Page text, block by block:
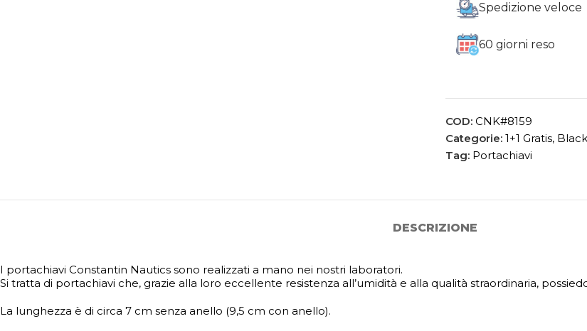
Spedizione veloce
60 giorni reso
COD: CNK#8159
Categorie: 1+1 Gratis,
Tag: Portachiavi
DESCRIZIONE
I portachiavi Constantin Nautics sono realizzati a mano nei nostri laboratori.
Si tratta di portachiavi che, grazie alla loro eccellente resistenza all’umidità e alla qualità straordinaria,
La lunghezza è di circa 7 cm senza anello (9,5 cm con anello).